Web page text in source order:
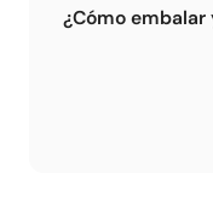
colocas, giras y
¿Cómo
los conectores
y paneles por